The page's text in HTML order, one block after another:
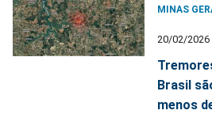
MINAS
20/02/2026
Brasil
menos